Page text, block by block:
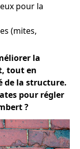
pour la
(mites,
la
tout en
de la structure.
pour régler
?